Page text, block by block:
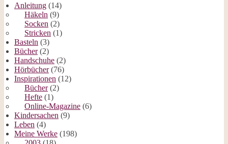
Anleitung (14)
Häkeln (9)
Socken (2)
Stricken (1)
Basteln (3)
Bücher(2)
Handschuhe (2)
Hörbücher(76)
Inspirationen (12)
Bücher(2)
Hefte (1)
Online-Magazine (6)
Kindersachen (9)
Leben (4)
Meine Werke (198)